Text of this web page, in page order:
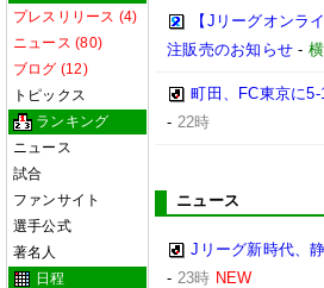
プレスリリース (4)
ニュース (80)
ブログ (12)
トピックス
ランキング
ニュース
試合
ファンサイト
選手公式
著名人
日程
【Jリーグオンラ
注販売のお知らせ -
町田、FC東京に
- 22時
ニュース
Jリーグ新時代、
- 23時 NEW